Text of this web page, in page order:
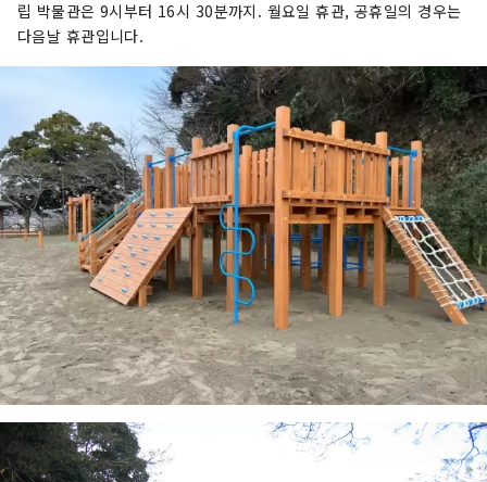
립 박물관은 9시부터 16시 30분까지. 월요일 휴관, 공휴일의 경우는
다음날 휴관입니다.